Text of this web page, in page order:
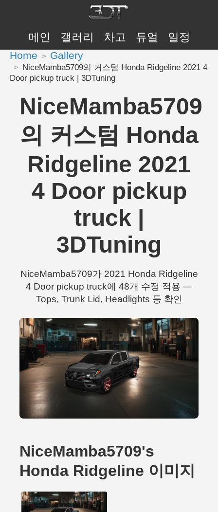
메인 갤러리 차고 듀얼 일정
Home Gallery
NiceMamba5709의 커스텀 Honda Ridgeline 2021 4
Door pickup truck | 3DTuning
NiceMamba5709
의 커스텀 Honda
Ridgeline 2021
4 Door pickup
truck |
3DTuning
NiceMamba5709가 2021 Honda Ridgeline
4 Door pickup truck에 48개 수정 적용 —
Tops, Trunk Lid, Headlights 등 확인
NiceMamba5709's
Honda Ridgeline 이미지